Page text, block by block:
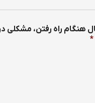
حال هنگام راه رفتن،
*